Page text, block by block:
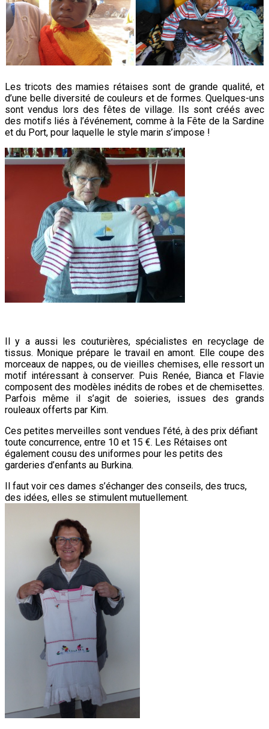
Les tricots des mamies rétaises sont de grande qualité, et
d’une belle diversité de couleurs et de formes. Quelques-uns
sont vendus lors des fêtes de village. Ils sont créés avec
des motifs liés à l’événement, comme à la Fête de la Sardine
et du Port, pour laquelle le style marin s’impose !
Il y a aussi les couturières, spécialistes en recyclage de
tissus. Monique prépare le travail en amont. Elle coupe des
morceaux de nappes, ou de vieilles chemises, elle ressort un
motif intéressant à conserver. Puis Renée, Bianca et Flavie
composent des modèles inédits de robes et de chemisettes.
Parfois même il s’agit de soieries, issues des grands
rouleaux offerts par Kim.
Ces petites merveilles sont vendues l’été, à des prix défiant
toute concurrence, entre 10 et 15 €. Les Rétaises ont
également cousu des uniformes pour les petits des
garderies d’enfants au Burkina.
Il faut voir ces dames s’échanger des conseils, des trucs,
des idées, elles se stimulent mutuellement.